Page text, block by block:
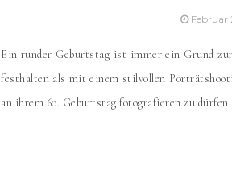
Februar
Ein runder Geburtstag ist immer ein Grund
festhalten als mit einem stilvollen
an ihrem 60. Geburtstag fotografieren zu